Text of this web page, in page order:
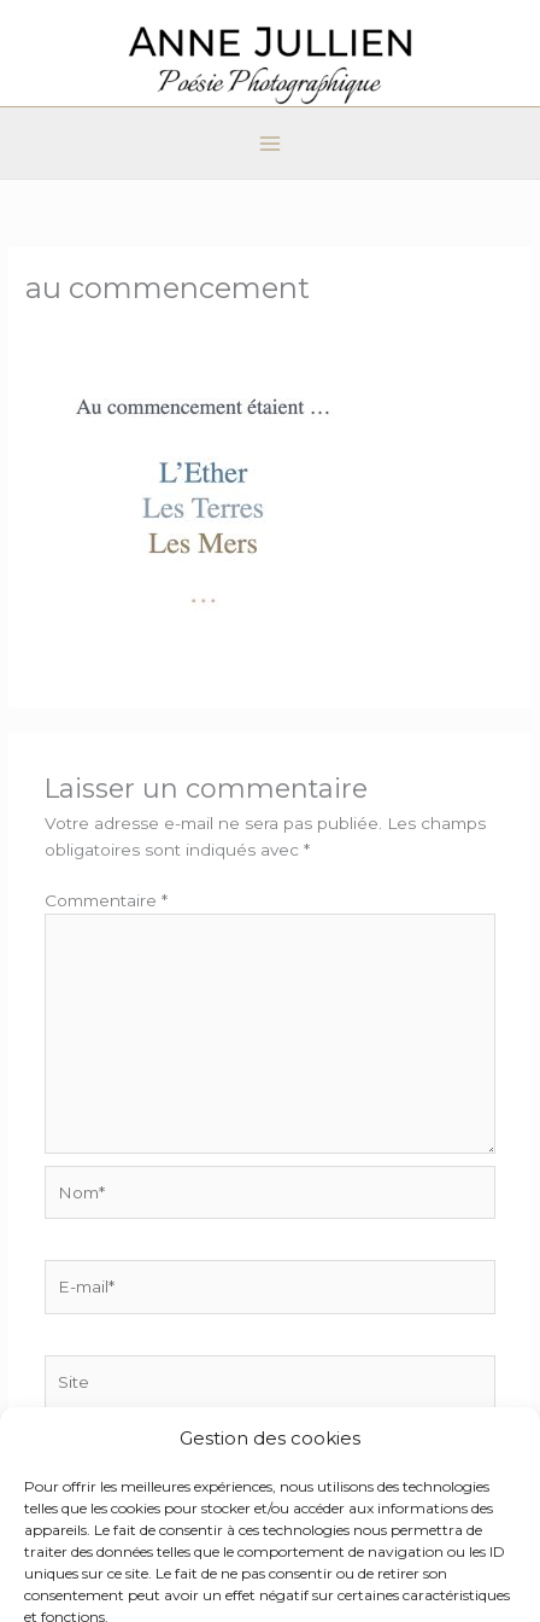
Gestion des cookies
Pour offrir les meilleures expériences, nous utilisons des technologies
telles que les cookies pour stocker et/ou accéder aux informations des
appareils. Le fait de consentir à ces technologies nous permettra de
traiter des données telles que le comportement de navigation ou les ID
uniques sur ce site. Le fait de ne pas consentir ou de retirer son
consentement peut avoir un effet négatif sur certaines caractéristiques
et fonctions.
au commencement
Laisser un commentaire
Votre adresse e-mail ne sera pas publiée.
Les champs
obligatoires sont indiqués avec *
Commentaire *
mail*
le navigateur pour mon prochain commentaire.